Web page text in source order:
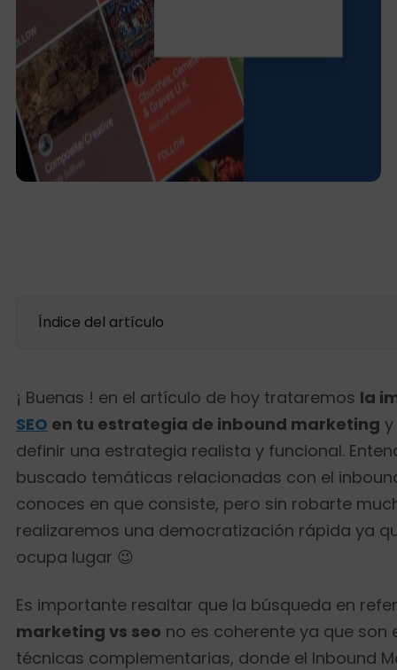
Índice del artículo
¡ Buenas ! en el artículo de hoy trataremos la
SEO en tu estrategia de inbound marketing
definir una estrategia realista y funcional.
buscado temáticas relacionadas con el
conoces en que consiste, pero sin robarte
realizaremos una democratización rápida ya
ocupa lugar 😉
Es importante resaltar que la búsqueda en
marketing vs seo no es coherente ya que son
técnicas complementarias, donde el Inbound